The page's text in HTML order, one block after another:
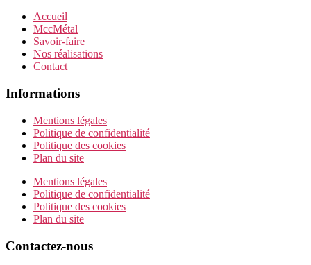
Accueil
MccMétal
Savoir-faire
Nos réalisations
Contact
Informations
Mentions légales
Politique de confidentialité
Politique des cookies
Plan du site
Mentions légales
Politique de confidentialité
Politique des cookies
Plan du site
Contactez-nous